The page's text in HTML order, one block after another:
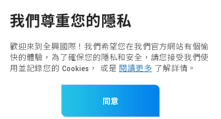
我們尊重您的隱私
歡迎來到全興國際！我們希望您在我們官方網站有個愉
快的體驗，為了確保您的隱私和安全，請您接受我們使
用並記錄您的 Cookies， 或是 閱讀更多 了解詳情。
同意